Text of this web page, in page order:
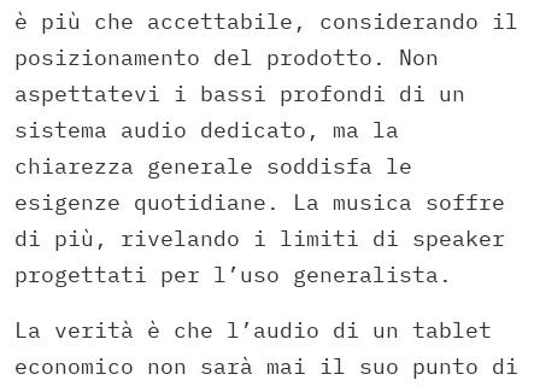
è più che accettabile, considerando il
posizionamento del prodotto. Non
aspettatevi i bassi profondi di un
sistema audio dedicato, ma la
chiarezza generale soddisfa le
esigenze quotidiane. La musica soffre
di più, rivelando i limiti di speaker
progettati per l’uso generalista.
La verità è che l’audio di un tablet
economico non sarà mai il suo punto di